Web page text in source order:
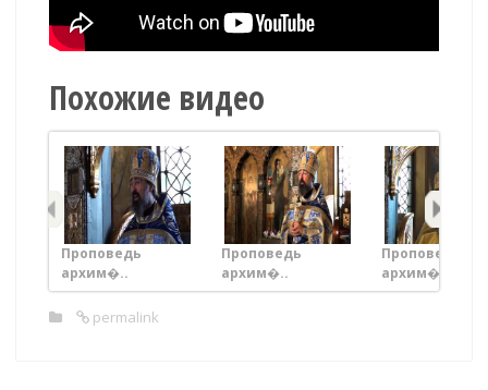
Похожие видео
Проповедь
архим�..
Проповедь
архим�..
Проповедь
архим�..
permalink